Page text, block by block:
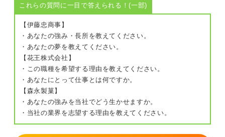
0
これらの質問に一目で答えられる！(一部)
【伊藤忠商事】
・あなたの強み・長所を教えてください。
・あなたの夢を教えてください。
【花王株式会社】
・この職種を希望する理由を教えてください。
・あなたにとって仕事とは何ですか。
【森永製菓】
・あなたの強みを当社でどう生かせますか。
・当社の業界を志望する理由を教えてください。